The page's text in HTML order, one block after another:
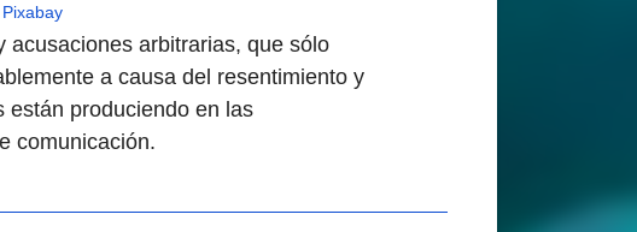
Pixabay
acusaciones arbitrarias, que sólo
a causa del resentimiento y
están produciendo en las
comunicación.